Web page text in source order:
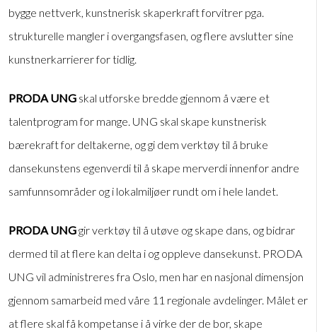
bygge nettverk, kunstnerisk skaperkraft forvitrer pga.
strukturelle mangler i overgangsfasen, og flere avslutter sine
kunstnerkarrierer for tidlig.
PRODA UNG skal utforske bredde gjennom å være et
talentprogram for mange. UNG skal skape kunstnerisk
bærekraft for deltakerne, og gi dem verktøy til å bruke
dansekunstens egenverdi til å skape merverdi innenfor andre
samfunnsområder og i lokalmiljøer rundt om i hele landet.
PRODA UNGgir verktøy til å utøve og skape dans, og bidrar
dermed til at flere kan delta i og oppleve dansekunst. PRODA
UNG vil administreres fra Oslo, men har en nasjonal dimensjon
gjennom samarbeid med våre 11 regionale avdelinger. Målet er
at flere skal få kompetanse i å virke der de bor, skape